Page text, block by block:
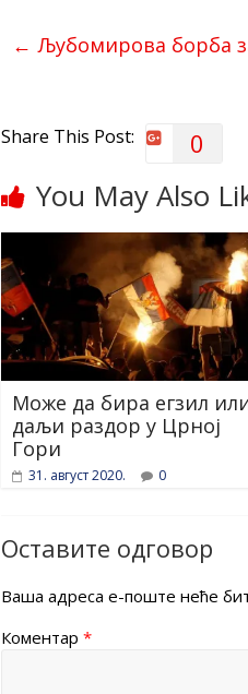
o
k
dI
← Љубомирова борба
Share This Post: 0
You May Also
Може да бира егзил
даљи раздор у Црној
Гори
31. август 2020. 0
Оставите одговор
Ваша адреса е-поште неће
Коментар *